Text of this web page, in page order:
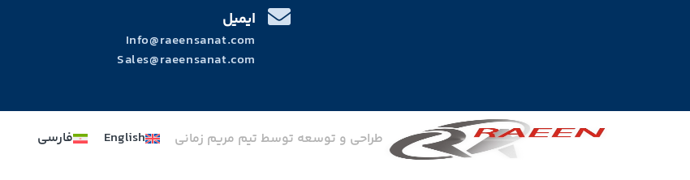
ایمیل
Info@raeensanat.com
Sales@raeensanat.com
طراحی و توسعه توسط تیم مریم زمانی English فارسی